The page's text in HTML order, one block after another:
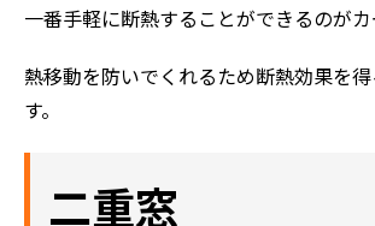
評判の声
施工事例
一番手軽に断熱することができるのがカ
熱移動を防いでくれるため断熱効果を
す。
二重窓